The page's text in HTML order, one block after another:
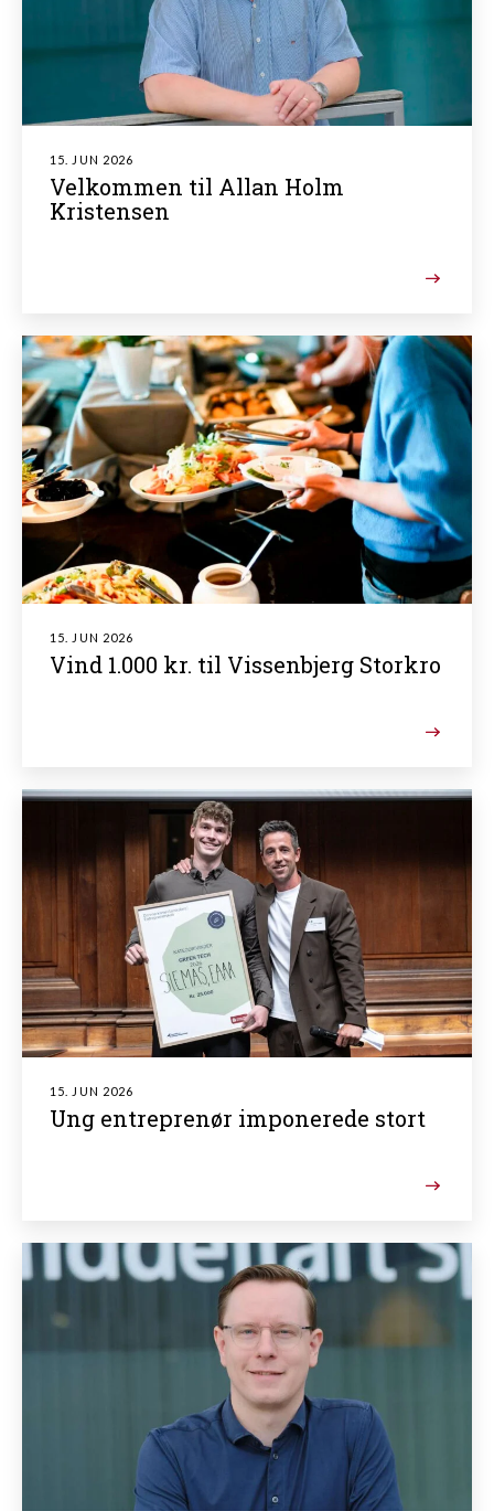
15. JUN 2026
Velkommen til Allan Holm
Kristensen
15. JUN 2026
Vind 1.000 kr. til Vissenbjerg Storkro
15. JUN 2026
Ung entreprenør imponerede stort